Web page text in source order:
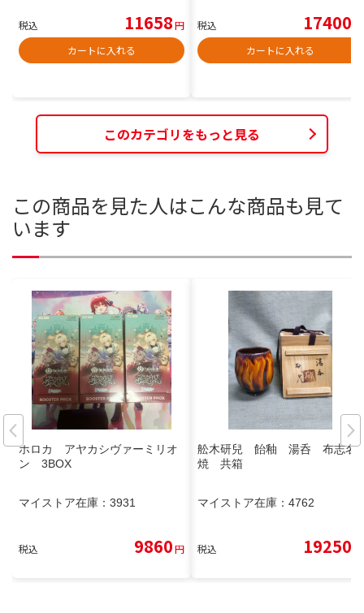
税込 11658円
カートに入れる
税込 17400
カートに入れる
このカテゴリをもっと見る
この商品を見た人はこんな商品も見て
います
ホロカ アヤカシヴァーミリオ
ン 3BOX
マイストア在庫： 3931
税込 9860円
舩木研兒 飴釉 湯呑 布志名
焼 共箱
マイストア在庫： 4762
税込 19250